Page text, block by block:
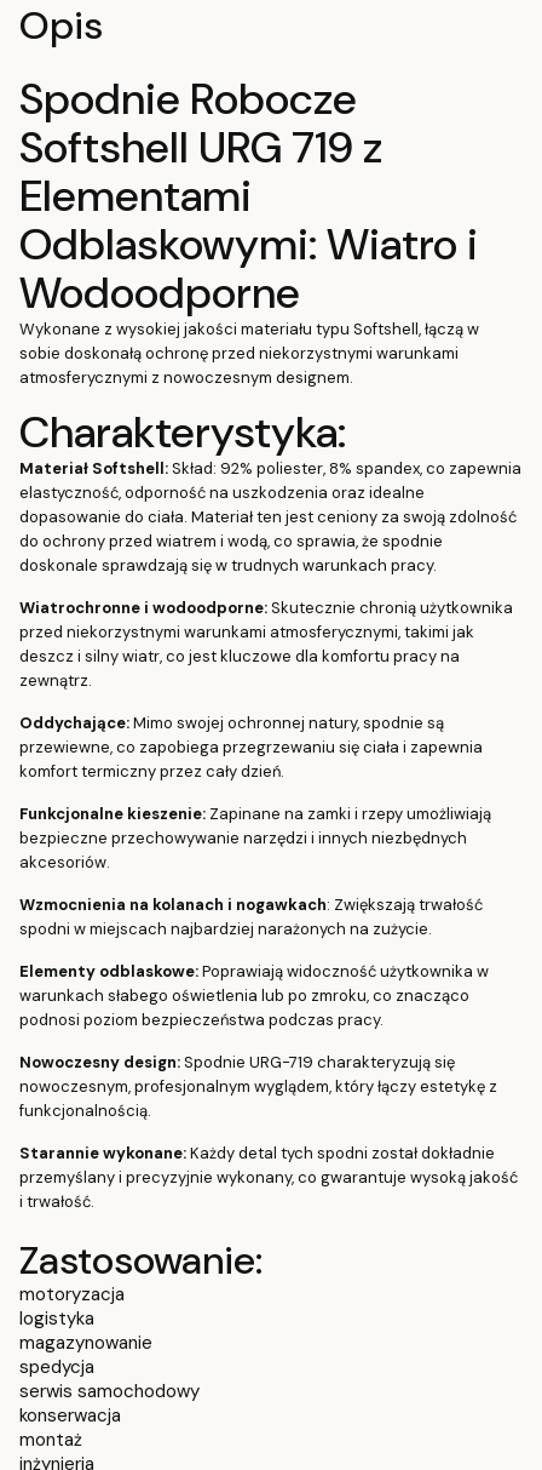
Opis
Spodnie Robocze
Softshell URG 719 z
Elementami
Odblaskowymi: Wiatro i
Wodoodporne
Wykonane z wysokiej jakości materiału typu Softshell, łączą w
sobie doskonałą ochronę przed niekorzystnymi warunkami
atmosferycznymi z nowoczesnym designem.
Charakterystyka:
Materiał Softshell:Skład: 92% poliester, 8% spandex, co zapewnia
elastyczność, odporność na uszkodzenia oraz idealne
dopasowanie do ciała. Materiał ten jest ceniony za swoją zdolność
do ochrony przed wiatrem i wodą, co sprawia, że spodnie
doskonale sprawdzają się w trudnych warunkach pracy.
Wiatrochronne i wodoodporne:Skutecznie chronią użytkownika
przed niekorzystnymi warunkami atmosferycznymi, takimi jak
deszcz i silny wiatr, co jest kluczowe dla komfortu pracy na
zewnątrz.
Oddychające:Mimo swojej ochronnej natury, spodnie są
przewiewne, co zapobiega przegrzewaniu się ciała i zapewnia
komfort termiczny przez cały dzień.
Funkcjonalne kieszenie: Zapinane na zamki i rzepy umożliwiają
bezpieczne przechowywanie narzędzi i innych niezbędnych
akcesoriów.
Wzmocnienia na kolanach i nogawkach: Zwiększają trwałość
spodni w miejscach najbardziej narażonych na zużycie.
Elementy odblaskowe:Poprawiają widoczność użytkownika w
warunkach słabego oświetlenia lub po zmroku, co znacząco
podnosi poziom bezpieczeństwa podczas pracy.
Nowoczesny design:Spodnie URG-719 charakteryzują się
nowoczesnym, profesjonalnym wyglądem, który łączy estetykę z
funkcjonalnością.
Starannie wykonane:Każdy detal tych spodni został dokładnie
przemyślany i precyzyjnie wykonany, co gwarantuje wysoką jakość
i trwałość.
Zastosowanie:
motoryzacja
logistyka
magazynowanie
spedycja
serwis samochodowy
konserwacja
montaż
inżynieria